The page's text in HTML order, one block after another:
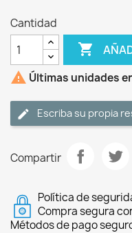
Cantidad

 Últimas unidades
Escriba su propia
Compartir
Política de
Compra segura
Métodos de pago